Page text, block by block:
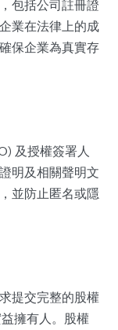
包括公司註冊證
業在法律上的成
保企業為真實存
及授權簽署人
明及相關聲明文
並防止匿名或隱
提交完整的股權
擁有人。股權